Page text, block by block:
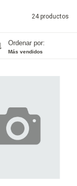
24 productos
Ordenar por:
Más vendidos